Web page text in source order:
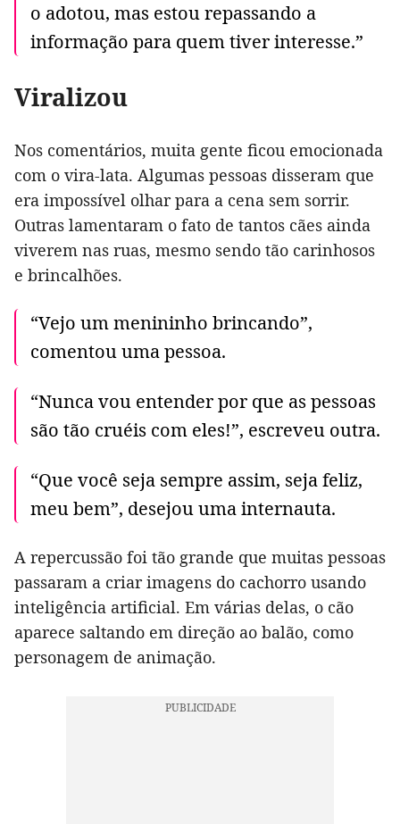
o adotou, mas estou repassando a
informação para quem tiver interesse.”
Viralizou
Nos comentários, muita gente ficou emocionada
com o vira-lata. Algumas pessoas disseram que
era impossível olhar para a cena sem sorrir.
Outras lamentaram o fato de tantos cães ainda
viverem nas ruas, mesmo sendo tão carinhosos
e brincalhões.
“Vejo um menininho brincando”,
comentou uma pessoa.
“Nunca vou entender por que as pessoas
são tão cruéis com eles!”, escreveu outra.
“Que você seja sempre assim, seja feliz,
meu bem”, desejou uma internauta.
A repercussão foi tão grande que muitas pessoas
passaram a criar imagens do cachorro usando
inteligência artificial. Em várias delas, o cão
aparece saltando em direção ao balão, como
personagem de animação.